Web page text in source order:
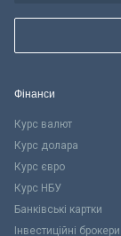
Фінанси
Курс валют
Курс долара
Курс євро
Курс НБУ
Банківські картки
Інвестиційні брокери